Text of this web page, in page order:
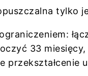
tylko
33